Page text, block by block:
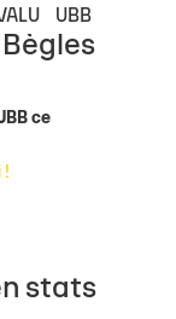
UBB
ce
!
stats